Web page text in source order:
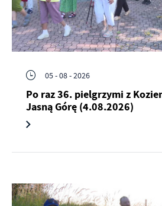
05 - 08 - 2026
Po raz 36. pielgrzymi z
Jasną Górę (4.08.2026)
treści w postaci wiadomości, ofert,
społecznościowych.